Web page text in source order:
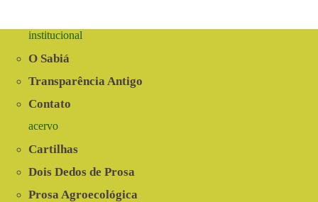
institucional
O Sabiá
Transparência Antigo
Contato
acervo
Cartilhas
Dois Dedos de Prosa
Prosa Agroecológica